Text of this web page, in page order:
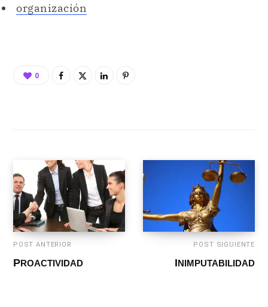
organización
0
POST ANTERIOR
PROACTIVIDAD
POST SIGUIENTE
INIMPUTABILIDAD